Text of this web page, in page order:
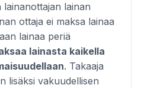
lainanottajan lainan
ottaja ei maksa lainaa
lainaa periä
lainasta kaikella
. Takaaja
lisäksi vakuudellisen